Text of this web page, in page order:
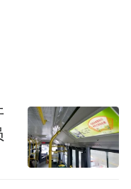
合同、虚构与第
入、营业成本和
营业收入、营业